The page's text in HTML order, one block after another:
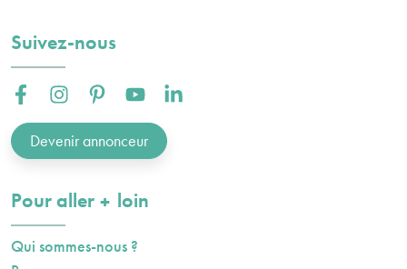
Suivez-nous
Facebook :Instagram :Pinterest :Youtube :Linkedin :
Devenir annonceur
Pour aller plusloin
Qui sommes-nous ?